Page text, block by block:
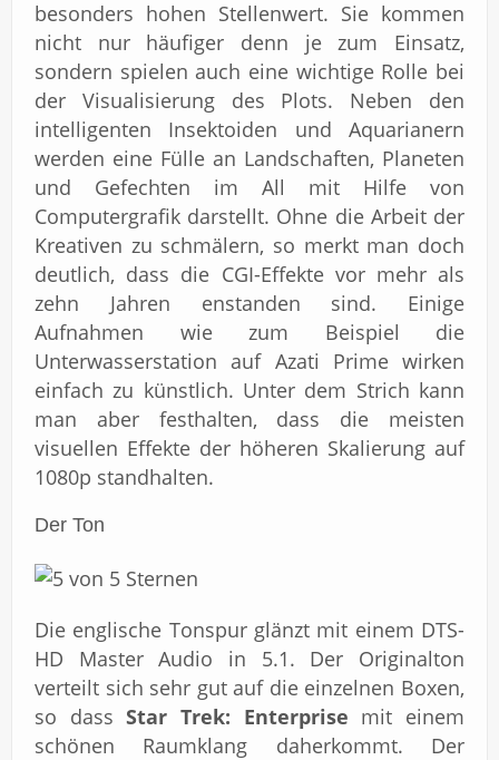
besonders hohen Stellenwert. Sie kommen
nicht nur häufiger denn je zum Einsatz,
sondern spielen auch eine wichtige Rolle bei
der Visualisierung des Plots. Neben den
intelligenten Insektoiden und Aquarianern
werden eine Fülle an Landschaften, Planeten
und Gefechten im All mit Hilfe von
Computergrafik darstellt. Ohne die Arbeit der
Kreativen zu schmälern, so merkt man doch
deutlich, dass die CGI-Effekte vor mehr als
zehn Jahren enstanden sind. Einige
Aufnahmen wie zum Beispiel die
Unterwasserstation auf Azati Prime wirken
einfach zu künstlich. Unter dem Strich kann
man aber festhalten, dass die meisten
visuellen Effekte der höheren Skalierung auf
1080p standhalten.
Der Ton
Die englische Tonspur glänzt mit einem DTS-
HD Master Audio in 5.1. Der Originalton
verteilt sich sehr gut auf die einzelnen Boxen,
so dassStar Trek: Enterprise mit einem
schönen Raumklang daherkommt. Der